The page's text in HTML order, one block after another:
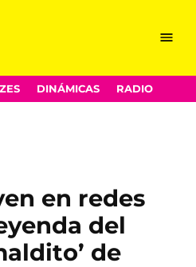
Menu
DINÁMICAS RADIO
en redes
del
de